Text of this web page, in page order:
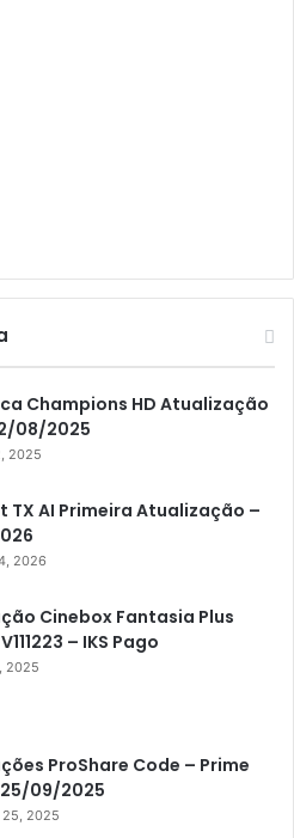
Aventador
IPTV
IPTV
Plus
IPTV
Champions HD Atualização
08/2025
2025
TX AI Primeira Atualização –
2026
Cinebox Fantasia Plus
– IKS Pago
2025
ProShare Code – Prime
09/2025
2025